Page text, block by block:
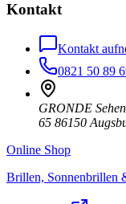
Kontakt
Kontakt
0821 50 89
GRONDE
65 86150
Online Shop
Brillen, Sonnenbrillen